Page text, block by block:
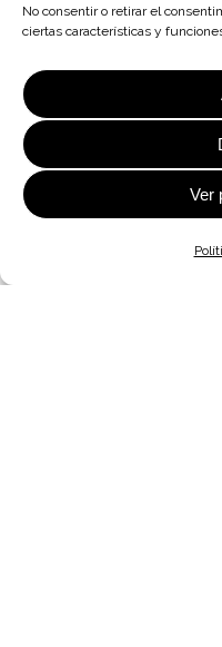
No consentir o retirar el
ciertas características y
Ver